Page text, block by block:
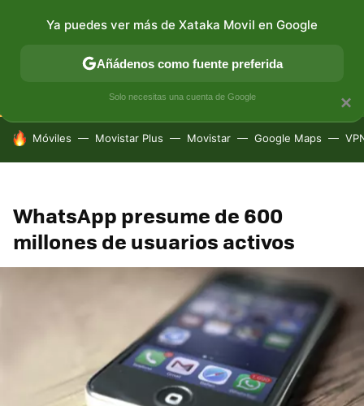
CONECTIVIDAD MÓVIL Y SOCIEDAD APLICACIONES
HOY SE HABLA DE
Móviles Movistar Plus Movistar Google Maps
WhatsApp presume de 600
millones de usuarios activos
×
Ya puedes ver más de Xataka Movil en Google
Añádenos como fuente preferida
Solo necesitas una cuenta de Google